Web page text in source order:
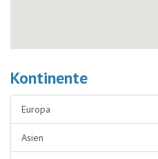
Kontinente
Europa
Asien